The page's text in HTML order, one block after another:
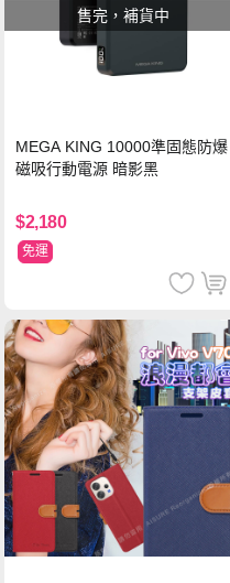
售完，補貨中
MEGA KING 10000準固態防爆
磁吸行動電源 暗影黑
$2,180
免運